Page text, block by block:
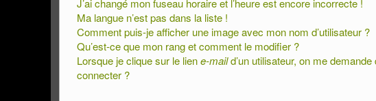
J’ai changé mon fuseau horaire et l’heure est encore incorrecte !
Ma langue n’est pas dans la liste !
Comment puis-je afficher une image avec mon nom d’utilisateur ?
Qu’est-ce que mon rang et comment le modifier ?
Lorsque je clique sur le liene-maild’un utilisateur, on me demande
connecter ?